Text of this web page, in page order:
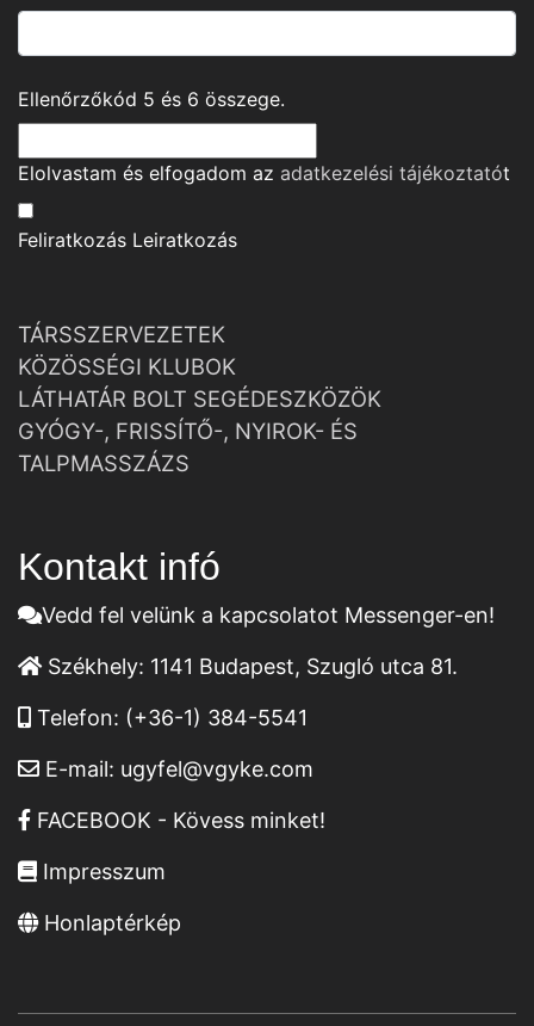
Ellenőrzőkód 5 és 6 összege.
Elolvastam és elfogadom az adatkezelési tájékoztatót
Feliratkozás Leiratkozás
TÁRSSZERVEZETEK
KÖZÖSSÉGI KLUBOK
LÁTHATÁR BOLT SEGÉDESZKÖZÖK
GYÓGY-, FRISSÍTŐ-, NYIROK- ÉS
TALPMASSZÁZS
Kontakt infó
Vedd fel velünk a kapcsolatot Messenger-en!
Székhely: 1141 Budapest, Szugló utca 81.
Telefon: (+36-1) 384-5541
E-mail: ugyfel@vgyke.com
FACEBOOK - Kövess minket!
Impresszum
Honlaptérkép